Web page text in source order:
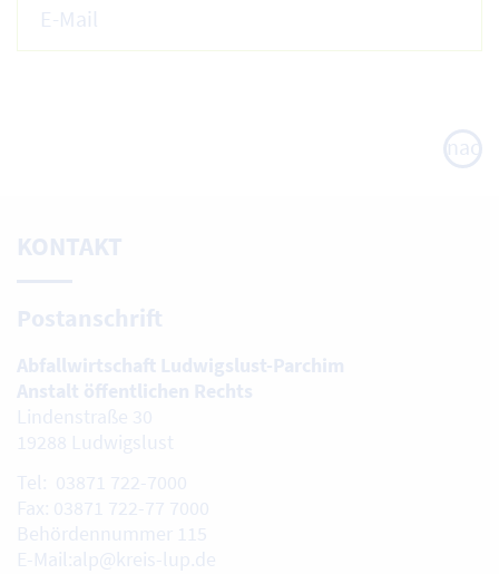
E-Mail
nach
oben
KONTAKT
Postanschrift
Abfallwirtschaft Ludwigslust-Parchim
Anstalt öffentlichen Rechts
Lindenstraße 30
19288 Ludwigslust
Tel: 03871 722-7000
Fax: 03871 722-77 7000
Behördennummer 115
E-Mail:alp@kreis-lup.de